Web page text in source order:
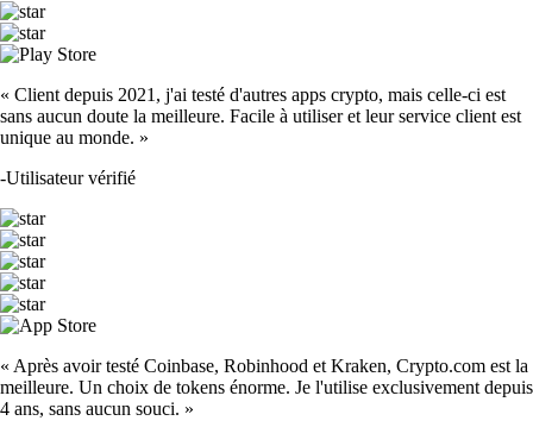
« Client depuis 2021, j'ai testé d'autres apps crypto, mais celle-ci est
sans aucun doute la meilleure. Facile à utiliser et leur service client est
unique au monde. »
-Utilisateur vérifié
« Après avoir testé Coinbase, Robinhood et Kraken, Crypto.com est la
meilleure. Un choix de tokens énorme. Je l'utilise exclusivement depuis
4 ans, sans aucun souci. »